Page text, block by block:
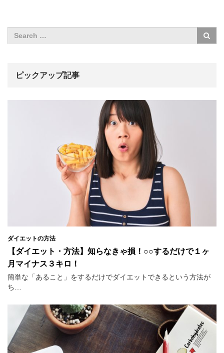
ピックアップ記事
ダイエットの方法
【ダイエット・方法】知らなきゃ損！○○するだけで１ヶ
月マイナス３キロ！
簡単な「あること」をするだけでダイエットできるという方法が
ち…